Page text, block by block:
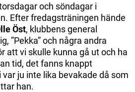
och söndagar i
Efter fredagsträningen hände
Öst, klubbens general
”Pekka” och några andra
att vi skulle kunna gå ut och ha
tid, det fanns knappt
ju inte lika bevakade då som
han.